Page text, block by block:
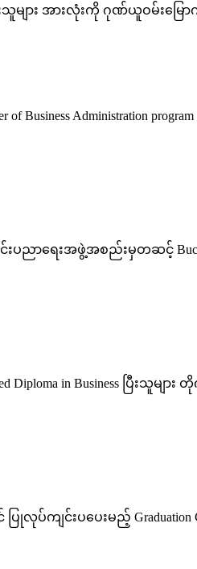
င်းသူများ အားလုံးကို ဂုဏ်ယူဝမ်းမ
Business Administration
းပညာရေးအဖွဲ့အစည်းမှတဆင့်
Diploma in Business ပြီး
ကျင်းပပေးမည့် Graduation